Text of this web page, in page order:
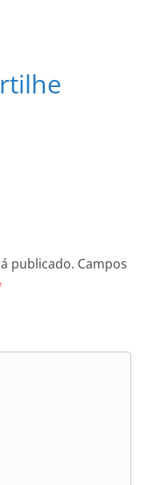
publicado. Campos